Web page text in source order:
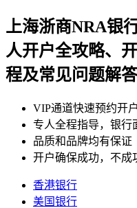
上海浙商NRA银
人开户全攻略、
程及常见问题解答
VIP通道快速预约开户
专人全程指导，银行
品质和品牌均有保证
开户确保成功，不成
香港银行
美国银行